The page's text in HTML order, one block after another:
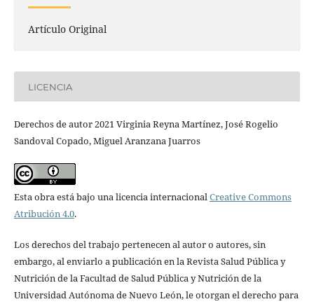
Artículo Original
LICENCIA
Derechos de autor 2021 Virginia Reyna Martínez, José Rogelio
Sandoval Copado, Miguel Aranzana Juarros
Esta obra está bajo una licencia internacionalCreative Commons
Atribución 4.0.
Los derechos del trabajo pertenecen al autor o autores, sin
embargo, al enviarlo a publicación en la Revista Salud Pública y
Nutrición de la Facultad de Salud Pública y Nutrición de la
Universidad Autónoma de Nuevo León, le otorgan el derecho para